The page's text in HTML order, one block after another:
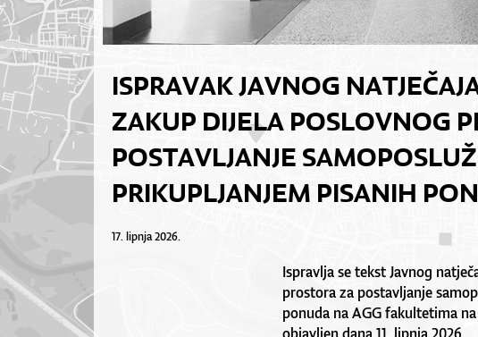
ISPRAVAK JAVNOG
ZAKUP DIJELA POSLOVNOG
POSTAVLJANJE
PRIKUPLJANJEM PISANIH
17. lipnja 2026.
Ispravlja se tekst Javnog
prostora za postavljanje
ponuda na AGG fakultetima
objavljen dana 11. lipnja 2026.